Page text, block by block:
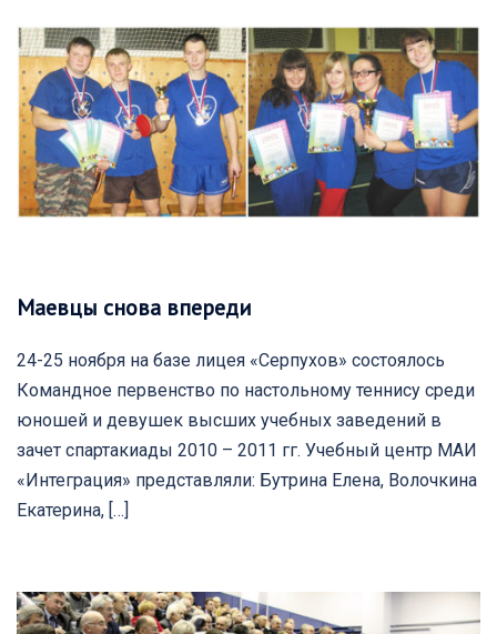
Маевцы снова впереди
24-25 ноября на базе лицея «Серпухов» состоялось
Командное первенство по настольному теннису среди
юношей и девушек высших учебных заведений в
зачет спартакиады 2010 – 2011 гг. Учебный центр МАИ
«Интеграция» представляли: Бутрина Елена, Волочкина
Екатерина, […]